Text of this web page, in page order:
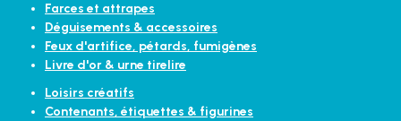
Farces et attrapes
Déguisements & accessoires
Feux d'artifice, pétards, fumigènes
Livre d'or & urne tirelire
Loisirs créatifs
Contenants, étiquettes & figurines